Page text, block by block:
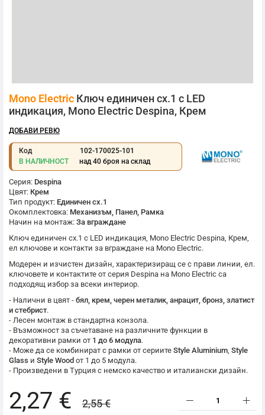
към
началото
галерия
снимки
Mono Electric Ключ единичен сх.1 с LED
индикация, Mono Electric Despina, Крем
ДОБАВИ РЕВЮ
Код
102-170025-101
В НАЛИЧНОСТ
над 40 броя на склад
Серия: Despina
Цвят: Крем
Тип продукт: Единичен сх.1
Окомплектовка: Механизъм, Панел, Рамка
Начин на монтаж: За вграждане
Ключ единичен сх.1 с LED индикация, Mono Electric Despina, Крем,
ел ключове и контакти за вграждане на Mono Electric.
Модерен и изчистен дизайн, характеризиращ се с прави линии, ел.
ключовете и контактите от серия Despina на Mono Electric са
подходящ избор за всеки интериор.
- Налични в цвят - бял, крем, черен металик, анрацит, бронз, златист
и стебрист.
- Лесен монтаж в стандартна конзола.
- Възможност за съчетаване на различните функции в
декоративни рамки от 1 до 6 модула.
- Може да се комбинират с рамки от сериите Style Aluminium, Style
Glass и Style Wood от 1 до 5 модула.
- Произведени в Турция с немско качество и италиански дизайн.
2,27 € 2,55 €